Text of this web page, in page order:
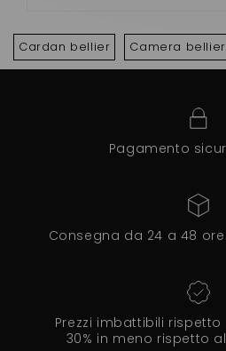
Cardan bellier Camera bellier
Pagamento
Consegna da 24 a 48
Prezzi imbattibili
30% in meno rispetto